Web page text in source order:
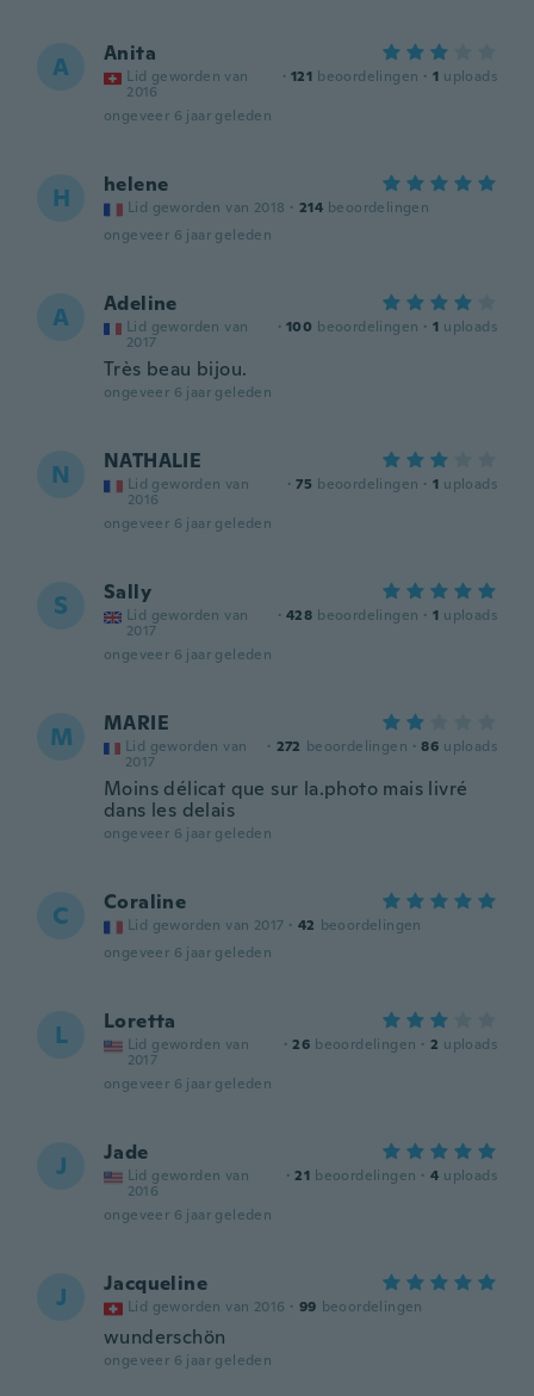
A Anita
Lid geworden van
2016
· 121 beoordelingen · 1 uploads
ongeveer 6 jaar geleden
H helene
Lid geworden van 2018 · 214 beoordelingen
ongeveer 6 jaar geleden
A Adeline
Lid geworden van
2017
· 100 beoordelingen · 1 uploads
Très beau bijou.
ongeveer 6 jaar geleden
N NATHALIE
Lid geworden van
2016
· 75 beoordelingen · 1 uploads
ongeveer 6 jaar geleden
S Sally
Lid geworden van
2017
· 428 beoordelingen · 1 uploads
ongeveer 6 jaar geleden
M MARIE
Lid geworden van
2017
· 272 beoordelingen · 86 uploads
Moins délicat que sur la.photo mais livré
dans les delais
ongeveer 6 jaar geleden
C Coraline
Lid geworden van 2017 · 42 beoordelingen
ongeveer 6 jaar geleden
L Loretta
Lid geworden van
2017
· 26 beoordelingen · 2 uploads
ongeveer 6 jaar geleden
J Jade
Lid geworden van
2016
· 21 beoordelingen · 4 uploads
ongeveer 6 jaar geleden
J Jacqueline
Lid geworden van 2016 · 99 beoordelingen
wunderschön
ongeveer 6 jaar geleden